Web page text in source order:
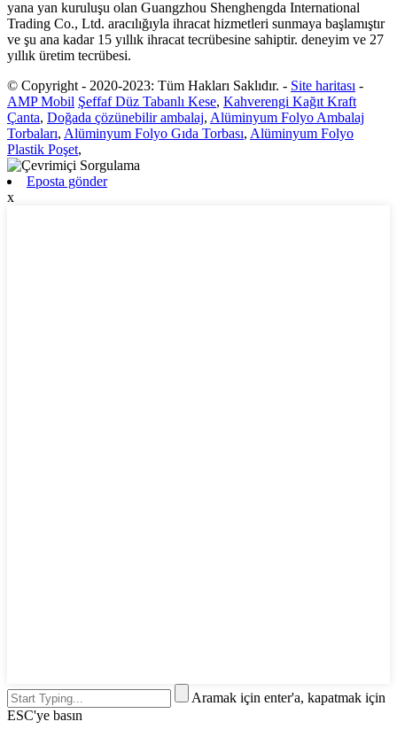
yana yan kuruluşu olan Guangzhou Shenghengda International
Trading Co., Ltd. aracılığıyla ihracat hizmetleri sunmaya başlamıştır
ve şu ana kadar 15 yıllık ihracat tecrübesine sahiptir. deneyim ve 27
yıllık üretim tecrübesi.
© Copyright - 2020-2023: Tüm Hakları Saklıdır. - Site haritası -
AMP Mobil Şeffaf Düz Tabanlı Kese, Kahverengi Kağıt Kraft
Çanta, Doğada çözünebilir ambalaj, Alüminyum Folyo Ambalaj
Torbaları, Alüminyum Folyo Gıda Torbası, Alüminyum Folyo
Plastik Poşet,
Eposta gönder
x
Aramak için enter'a, kapatmak için
ESC'ye basın